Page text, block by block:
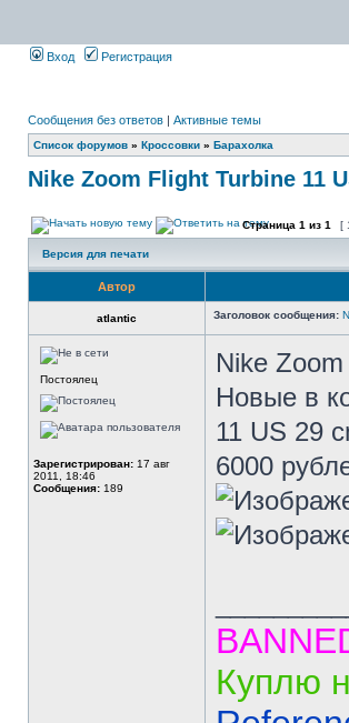
Вход Регистрация
Сообщения без ответов | Активные темы
Список форумов » Кроссовки » Барахолка
Nike Zoom Flight Turbine 11
Страница 1 из 1 [
Версия для печати
Автор
atlantic Заголовок сообщения:
Постоялец
Зарегистрирован: 17 авг
2011, 18:46
Сообщения: 189
Nike
Новые в
11 US 29
6000
Куплю